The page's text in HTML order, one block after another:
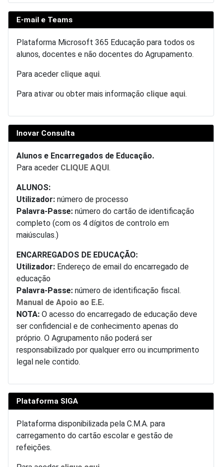
E-mail e Teams
Plataforma Microsoft 365 Educação para todos os
alunos, docentes e não docentes do Agrupamento.
Para aceder clique aqui.
Para ativar ou obter mais informação clique aqui.
Inovar Consulta
Alunos e Encarregados de Educação.
Para aceder CLIQUE AQUI .
ALUNOS:
Utilizador: número de processo
Palavra-Passe: número do cartão de identificação
completo (com os 4 dígitos de controlo em
maiúsculas.)
ENCARREGADOS DE EDUCAÇÃO:
Utilizador: Endereço de email do encarregado de
educação
Palavra-Passe: número de identificação fiscal.
Manual de Apoio ao E.E.
NOTA: O acesso do encarregado de educação deve
ser confidencial e de conhecimento apenas do
próprio. O Agrupamento não poderá ser
responsabilizado por qualquer erro ou incumprimento
legal nele contido.
Plataforma SIGA
Plataforma disponibilizada pela C.M.A. para
carregamento do cartão escolar e gestão de
refeições.